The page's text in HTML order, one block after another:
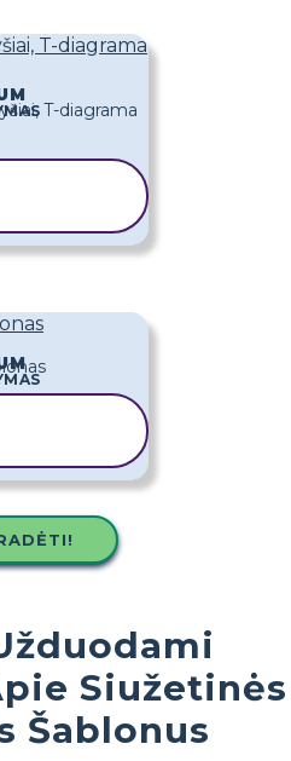
T-diagrama
Siužetinės
Šablonus